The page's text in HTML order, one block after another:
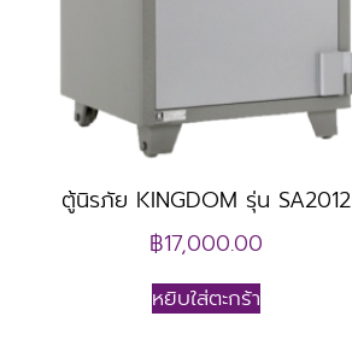
ตู้นิรภัย KINGDOM รุ่น SA2012
฿17,000.00
หยิบใส่ตะกร้า